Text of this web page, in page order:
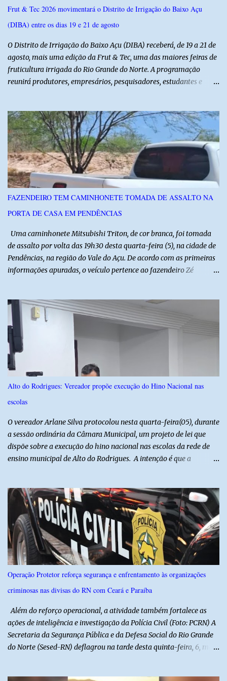
Frut & Tec 2026 movimentará o Distrito de Irrigação do Baixo Açu
(DIBA) entre os dias 19 e 21 de agosto
O Distrito de Irrigação do Baixo Açu (DIBA) receberá, de 19 a 21 de
agosto, mais uma edição da Frut & Tec, uma das maiores feiras de
fruticultura irrigada do Rio Grande do Norte. A programação
reunirá produtores, empresários, pesquisadores, estudantes e
instituições e tecnologias voltadas ao setor. Além das atividades
técnicas, a feira contará com programação cultural. No dia 20 de
agosto, o público poderá prestigiar o show de humor com Mução,
seguido de apresentação musical de Vê Barreto. A Frut & Tec
reforça a importância do Distrito de Irrigação do Baixo Açu como
referência na fruticultura irrigada, promovendo conhecimento,
inovação e oportunidades para o desenvolvimento do agronegócio
potiguar. @associacaodiba
FAZENDEIRO TEM CAMINHONETE TOMADA DE ASSALTO NA
PORTA DE CASA EM PENDÊNCIAS
Uma caminhonete Mitsubishi Triton, de cor branca, foi tomada
de assalto por volta das 19h30 desta quarta-feira (5), na cidade de
Pendências, na região do Vale do Açu. De acordo com as primeiras
informações apuradas, o veículo pertence ao fazendeiro Zé
anunciaram o assalto no momento em que ela estava em frente à
residência, no Centro da cidade. Ainda conforme relatos de
testemunhas, os suspeitos utilizavam roupas semelhantes a
uniformes de empresa, o que pode ter ajudado a não despertar
suspeitas antes da abordagem. Após a ação criminosa, a dupla
fugiu levando a caminhonete em direção ainda desconhecida. A
Polícia Militar foi acionada logo após o crime e realiza diligências
na região na tentativa de localizar o veículo e identificar os
autores do assalto. Qualquer informação que possa ajudar na
ser repassad...
Alto do Rodrigues: Vereador propõe execução do Hino Nacional nas
escolas
O vereador Arlane Silva protocolou nesta quarta-feira(05), durante
a sessão ordinária da Câmara Municipal, um projeto de lei que
dispõe sobre a execução do hino nacional nas escolas da rede de
ensino municipal de Alto do Rodrigues. A intenção é que a
nacionais e da formação da cidadania. O projeto prevê ainda que
a execução do hino nacional ocorra uma vez por semana, em dia
definido pela Secretaria Municipal de Educação do município. É
previsto também que as escolas da rede de ensino público
municipal deverão promover a discussão das letras do Hino
Nacional Brasileiro de modo a estimular os estudantes interpretar
e debater o seu conteúdo. De acordo com o vereador, a Secretaria
Municipal de Educação poderá expedir normas complementares
necessárias ao cumprimento da lei.
Operação Protetor reforça segurança e enfrentamento às organizações
criminosas nas divisas do RN com Ceará e Paraíba
Além do reforço operacional, a atividade também fortalece as
ações de inteligência e investigação da Polícia Civil (Foto: PCRN) A
Secretaria da Segurança Pública e da Defesa Social do Rio Grande
do Norte (Sesed-RN) deflagrou na tarde desta quinta-feira, 6, mais